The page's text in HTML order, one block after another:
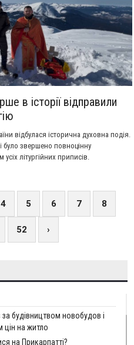
в історії відправили
відбулася історична духовна подія.
було звершено повноцінну
літургійних приписів.
4 5 6 7 8
52 ›
за будівництвом новобудов і
цін на житло
на Прикарпатті?